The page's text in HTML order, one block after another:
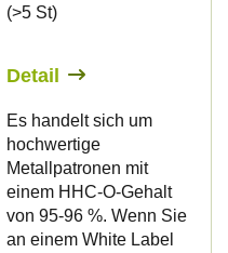
(>5 St)
Detail
Es handelt sich um
hochwertige
Metallpatronen mit
einem HHC-O-Gehalt
von 95-96 %. Wenn Sie
an einem White Label